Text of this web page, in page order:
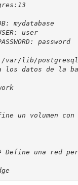
los datos de la